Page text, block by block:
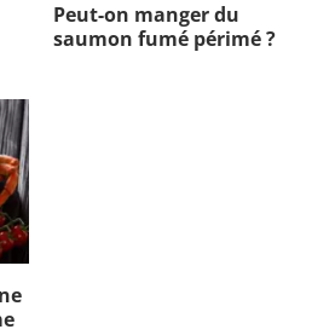
Peut-on manger du
saumon fumé périmé ?